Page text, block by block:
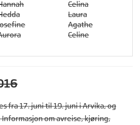
Celina
Laura
Agathe
Celine
fra 17. juni til 19. juni i Arvika, og
om avreise, kjøring,